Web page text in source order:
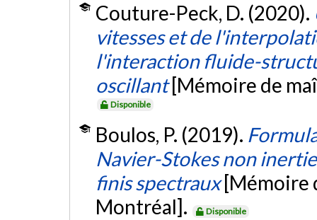
Couture-Peck, D. (2020).
vitesses et de
l'interaction fluide-
oscillant [Mémoire de
Disponible
Boulos, P. (2019).
Navier-Stokes non
finis spectraux [Mémoire
Montréal].
Disponible